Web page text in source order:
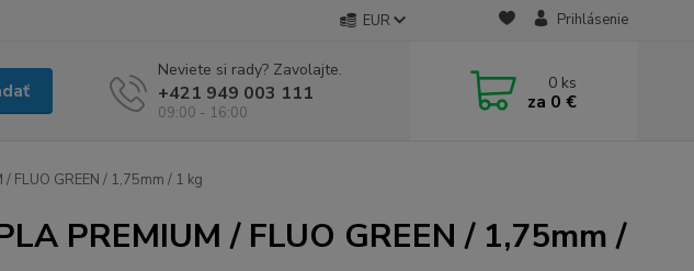
EUR Prihlásenie
Neviete si rady? Zavolajte.
+421 949 003 111
09:00 - 16:00
0 ks
za 0 €
FLUO GREEN / 1,75mm / 1 kg
PREMIUM / FLUO GREEN / 1,75mm /